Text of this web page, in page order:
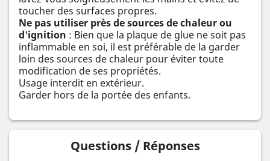
toucher des surfaces propres.
Ne pas utiliser près de sources de chaleur ou
d'ignition : Bien que la plaque de glue ne soit pas
inflammable en soi, il est préférable de la garder
loin des sources de chaleur pour éviter toute
modification de ses propriétés.
Usage interdit en extérieur.
Garder hors de la portée des enfants.
Questions / Réponses